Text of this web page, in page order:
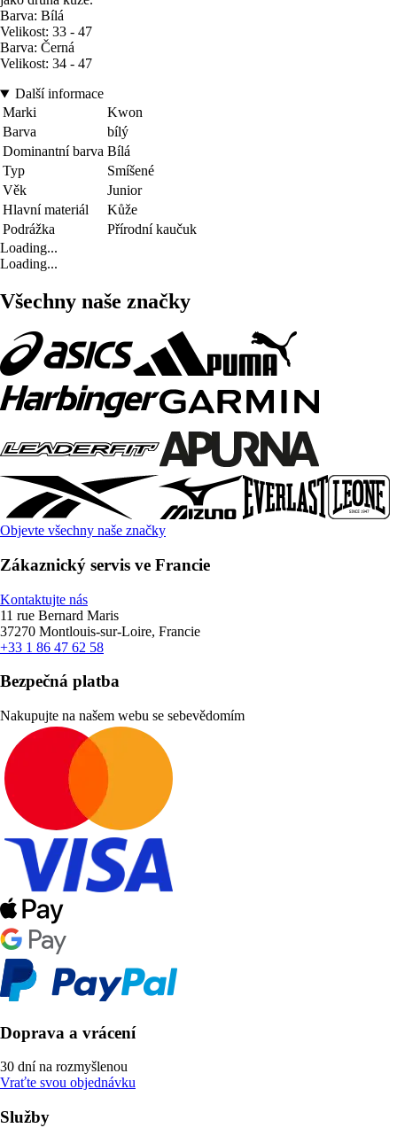
Barva: Bílá
Velikost: 33 - 47
Barva: Černá
Velikost: 34 - 47
Další informace
Marki
Kwon
Barva
bílý
Dominantní barva Bílá
Typ
Smíšené
Věk
Junior
Hlavní materiál
Kůže
Podrážka
Přírodní kaučuk
Loading...
Loading...
Všechny naše značky
Objevte všechny naše značky
Zákaznický servis ve Francie
Kontaktujte nás
11 rue Bernard Maris
37270 Montlouis-sur-Loire, Francie
+33 1 86 47 62 58
Bezpečná platba
Nakupujte na našem webu se sebevědomím
Doprava a vrácení
30 dní na rozmyšlenou
Vraťte svou objednávku
Služby